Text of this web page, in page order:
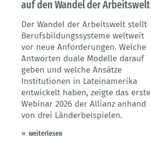
auf den Wandel der Arbeitswelt
Der Wandel der Arbeitswelt stellt
Berufsbildungssysteme weltweit
vor neue Anforderungen. Welche
Antworten duale Modelle darauf
geben und welche Ansätze
Institutionen in Lateinamerika
entwickelt haben, zeigte das erste
Webinar 2026 der Allianz anhand
von drei Länderbeispielen.
weiterlesen